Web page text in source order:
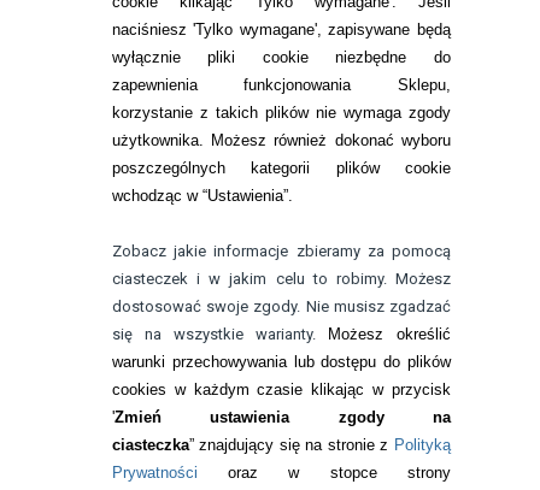
naciśniesz 'Tylko wymagane', zapisywane będą
wyłącznie pliki cookie niezbędne do
zapewnienia funkcjonowania Sklepu,
korzystanie z takich plików nie wymaga zgody
użytkownika. Możesz również dokonać wyboru
poszczególnych kategorii plików cookie
wchodząc w “Ustawienia”.
Zobacz jakie informacje zbieramy za pomocą
ciasteczek i w jakim celu to robimy. Możesz
dostosować swoje zgody. Nie musisz zgadzać
się na wszystkie warianty.
Możesz określić
warunki przechowywania lub dostępu do plików
cookies w każdym czasie klikając w przycisk
'Zmień ustawienia zgody na
ciasteczka” znajdujący się na stronie z Polityką
Prywatności oraz w stopce strony
ZMIEŃ USTAWIENIA ZGODY NA CIASTECZKA
KONTAKT
telefon:
22 113 44 42
telefon:
732 08 08 72
kontakt@bezokularow.pl